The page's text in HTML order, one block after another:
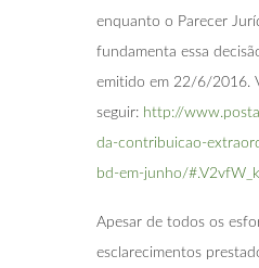
enquanto o Parecer
fundamenta essa
emitido em 22/6/2016.
seguir: http://
da-contribuicao-
bd-em-junho/
Apesar de todos os
esclarecimentos